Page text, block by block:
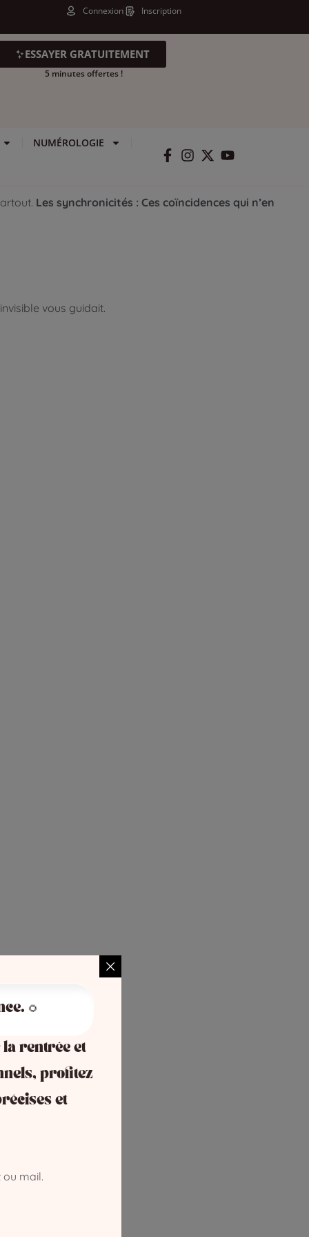
Connexion Inscription
ESSAYER GRATUITEMENT
5 minutes offertes !
NUMÉROLOGIE
Les synchronicités : Ces coïncidences qui n’en
vous guidait.
grande décision.”
🌻
la rentrée et
profitez
et
mail.